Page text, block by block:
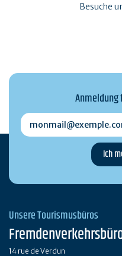
Besuche
monmail@exemple.com
Unsere Tourismusbüros
14 rue de Verdun